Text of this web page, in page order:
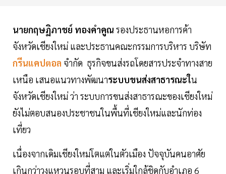
นายกฤษฏิภาชย์ ทองคำคูณ รองประธานหอการค้า
จังหวัดเชียงใหม่ และประธานคณะกรรมการบริหาร บริษัท
กรีนแคปตอล จำกัด ธุรกิจขนส่งรถโดยสารประจำทางสาย
เหนือ เสนอแนวทางพัฒนาระบบขนส่งสาธารณะใน
จังหวัดเชียงใหม่ ว่า ระบบการขนส่งสาธารณะของเชียงใหม่
ยังไม่ตอบสนองประชาชนในพื้นที่เชียงใหม่และนักท่อง
เที่ยว
เนื่องจากเดิมเชียงใหม่โตแต่ในตัวเมือง ปัจจุบันคนอาศัย
เกินกว่าวงแหวนรอบที่สาม และเริ่มใกล้ชิดกับอำเภอ 6